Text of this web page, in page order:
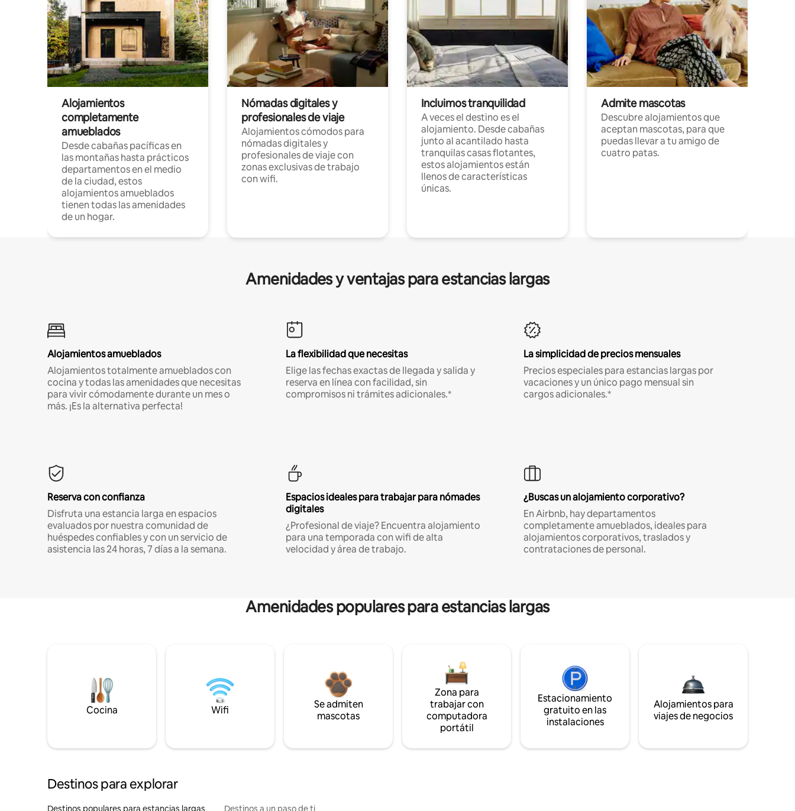
Alojamientos
completamente
amueblados
Desde cabañas pacíficas en
las montañas hasta prácticos
departamentos en el medio
de la ciudad, estos
alojamientos amueblados
tienen todas las amenidades
de un hogar.
Nómadas digitales y
profesionales de viaje
Alojamientos cómodos para
nómadas digitales y
profesionales de viaje con
zonas exclusivas de trabajo
con wifi.
Incluimos tranquilidad
A veces el destino es el
alojamiento. Desde cabañas
junto al acantilado hasta
tranquilas casas flotantes,
estos alojamientos están
llenos de características
únicas.
Admite mascotas
Descubre alojamientos que
aceptan mascotas, para que
puedas llevar a tu amigo de
cuatro patas.
Amenidades y ventajas para estancias largas
Alojamientos amueblados
Alojamientos totalmente amueblados con
cocina y todas las amenidades que necesitas
para vivir cómodamente durante un mes o
más. ¡Es la alternativa perfecta!
La flexibilidad que necesitas
Elige las fechas exactas de llegada y salida y
reserva en línea con facilidad, sin
compromisos ni trámites adicionales.*
La simplicidad de precios mensuales
Precios especiales para estancias largas por
vacaciones y un único pago mensual sin
cargos adicionales.*
Reserva con confianza
Disfruta una estancia larga en espacios
evaluados por nuestra comunidad de
huéspedes confiables y con un servicio de
asistencia las 24 horas, 7 días a la semana.
Espacios ideales para trabajar para nómades
digitales
¿Profesional de viaje? Encuentra alojamiento
para una temporada con wifi de alta
velocidad y área de trabajo.
¿Buscas un alojamiento corporativo?
En Airbnb, hay departamentos
completamente amueblados, ideales para
alojamientos corporativos, traslados y
contrataciones de personal.
Amenidades populares para estancias largas
Cocina Wifi
Se admiten
mascotas
Zona para
trabajar con
computadora
portátil
Estacionamiento
gratuito en las
instalaciones
Alojamientos para
viajes de negocios
Destinos para explorar
Destinos populares para estancias largas Destinos a un paso de ti